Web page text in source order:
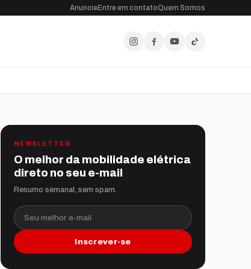
AnuncieEntre em contatoQuem Somos
NEWSLETTER
O melhor da mobilidade elétrica
direto no seu e-mail
Resumo semanal, sem spam.
Seu melhor e-mail
Inscrever-se